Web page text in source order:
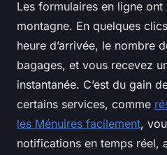
Les formulaires en ligne
montagne. En quelques
heure d’arrivée, le nombre
bagages, et vous recevez
instantanée. C’est du gain
certains services, comme
les Ménuires facilement,
notifications en temps réel,